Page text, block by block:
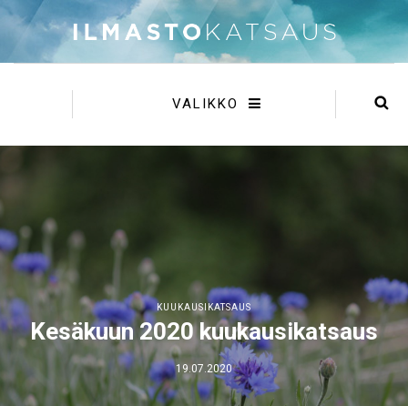
VALIKKO
KUUKAUSIKATSAUS
Kesäkuun 2020 kuukausikatsaus
19.07.2020